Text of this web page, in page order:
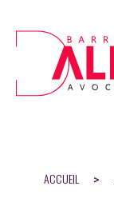
ACCUEIL >